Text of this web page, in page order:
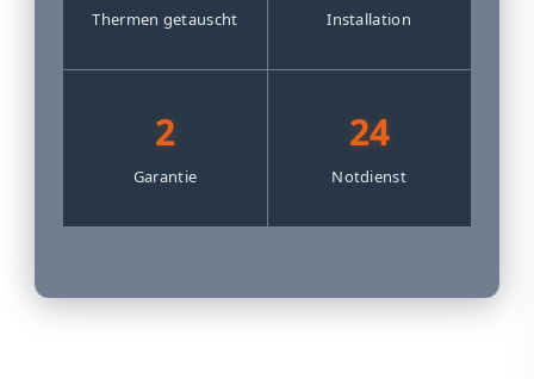
Thermen getauscht Installation
2
Garantie
24
Notdienst